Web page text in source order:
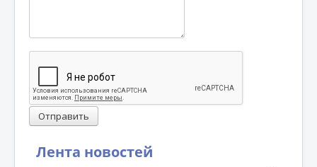
Лента новостей
Отправить